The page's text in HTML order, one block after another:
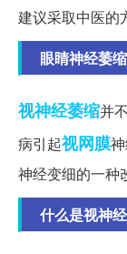
建议采取中医的
眼睛神经萎
视神经萎缩并
病引起视网膜
神经变细的一种
什么是视神